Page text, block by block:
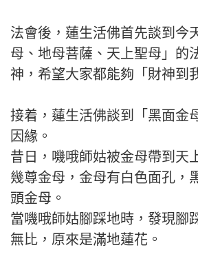
法會後，蓮生活佛首先談到今
母、地母菩薩、天上聖母」的
神，希望大家都能夠「財神到
接着，蓮生活佛談到「黑面
因緣。
昔日，嘰哦師姑被金母帶到天
幾尊金母，金母有白色面孔，
頭金母。
當嘰哦師姑腳踩地時，發現腳
無比，原來是滿地蓮花。